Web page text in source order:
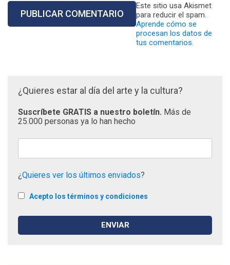
Este sitio usa Akismet
para reducir el spam.
Aprende cómo se
procesan los datos de
tus comentarios.
¿Quieres estar al día del arte y la cultura?
Suscríbete GRATIS a nuestro boletín. Más de
25.000 personas ya lo han hecho
¿Quieres ver los últimos enviados?
Acepto los términos y condiciones